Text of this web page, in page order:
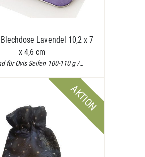
Lavendel 10,2 x 7
x 4,6 cm
für Ovis Seifen 100-110 g /…
AKTION